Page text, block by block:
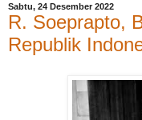
Sabtu, 24 Desember 2022
R. Soeprapto,
Republik